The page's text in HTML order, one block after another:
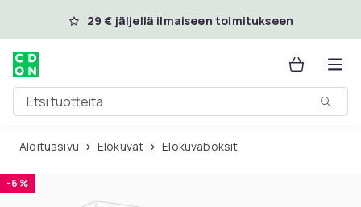
Ohita ja siirry pääsisältöön
29 € jäljellä ilmaiseen toimitukseen
Etsi tuotteita
Aloitussivu Elokuvat Elokuvaboksit
-6 %